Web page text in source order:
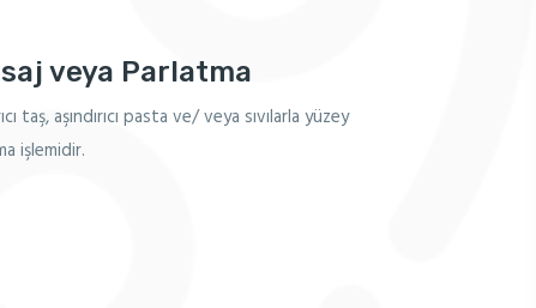
veya Parlatma
taş, aşındırıcı pasta ve/ veya sıvılarla yüzey
işlemidir.